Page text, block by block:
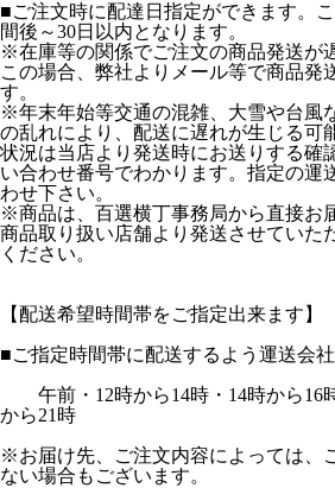
■ご注文時に配達日指定ができます。
間後～30日以内となります。
※在庫等の関係でご注文の商品発送が
この場合、弊社よりメール等で商品発
す。
※年末年始等交通の混雑、大雪や台風
の乱れにより、配送に遅れが生じる可
状況は当店より発送時にお送りする確
い合わせ番号でわかります。指定の運
わせ下さい。
※商品は、百選横丁事務局から直接お
商品取り扱い店舗より発送させていた
ください。
【配送希望時間帯をご指定出来ます】
■ご指定時間帯に配送するよう運送会
午前・12時から14時・14時から16
から21時
※お届け先、ご注文内容によっては、
ない場合もございます。